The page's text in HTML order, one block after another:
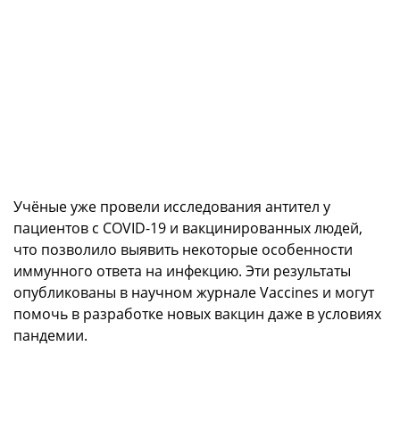
Учёные уже провели исследования антител у
пациентов с COVID-19 и вакцинированных людей,
что позволило выявить некоторые особенности
иммунного ответа на инфекцию. Эти результаты
опубликованы в научном журнале Vaccines и могут
помочь в разработке новых вакцин даже в условиях
пандемии.